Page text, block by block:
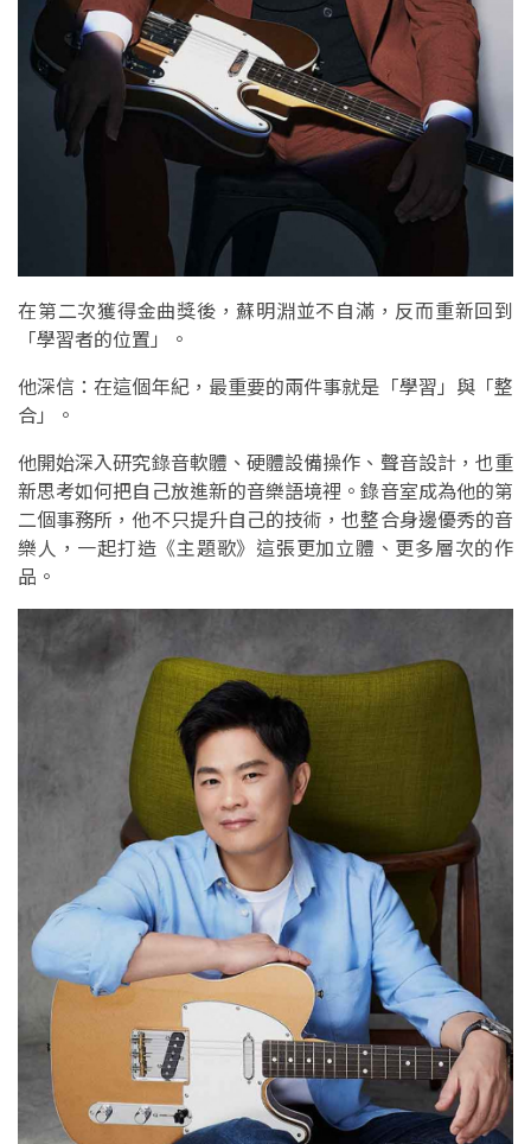
在第二次獲得金曲獎後，蘇明淵並不自滿，反而重新回到
「學習者的位置」。
他深信：在這個年紀，最重要的兩件事就是「學習」與「整
合」。
他開始深入研究錄音軟體、硬體設備操作、聲音設計，也重
新思考如何把自己放進新的音樂語境裡。錄音室成為他的第
二個事務所，他不只提升自己的技術，也整合身邊優秀的音
樂人，一起打造《主題歌》這張更加立體、更多層次的作
品。